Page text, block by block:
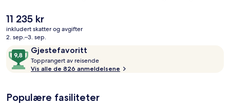
er noe av det du kan se frem til hvis du velger å bo på dette hotellet
i luksuriøs stil. Mange reisende liker den vennlige betjeningen.
Den
nåværende
prisen
11 235 kr
11 235 kr
inkludert skatter og avgifter
2. sep.–3. sep.
AnmeldelserGjestefavoritt
9,8
av
10,
Topprangert av reisende
o
Vis alle de 826 anmeldelsene
Populære fasiliteter